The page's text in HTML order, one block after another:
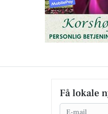
Få lokale
Email